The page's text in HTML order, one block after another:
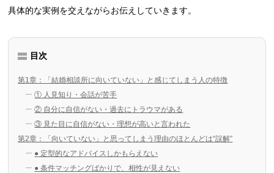
具体的な実例を交えながらお伝えしていきます。
目次
第1章：「結婚相談所に向いていない」と感じてしまう人の特徴
① 人見知り・会話が苦手
② 自分に自信がない・過去にトラウマがある
③ 見た目に自信がない・理想が高いと言われた
第2章：「向いていない」と思ってしまう理由のほとんどは“誤解”
● 定型的なアドバイスしかもらえない
● 条件マッチングばかりで、相性が見えない